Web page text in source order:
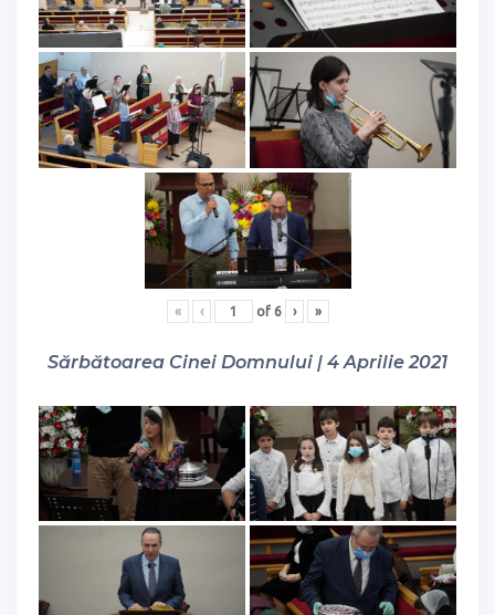
« ‹ of 6 › »
Sărbătoarea Cinei Domnului | 4 Aprilie 2021